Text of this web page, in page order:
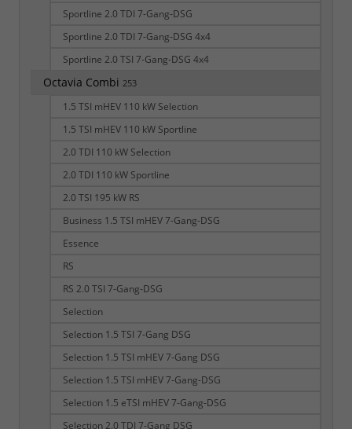
Sportline 2.0 TDI 7-Gang-DSG
Sportline 2.0 TDI 7-Gang-DSG 4x4
Sportline 2.0 TSI 7-Gang-DSG 4x4
Octavia Combi 253
1.5 TSI mHEV 110 kW Selection
1.5 TSI mHEV 110 kW Sportline
2.0 TDI 110 kW Selection
2.0 TDI 110 kW Sportline
2.0 TSI 195 kW RS
Business 1.5 TSI mHEV 7-Gang-DSG
Essence
RS
RS 2.0 TSI 7-Gang-DSG
Selection
Selection 1.5 TSI 7-Gang DSG
Selection 1.5 TSI mHEV 7-Gang DSG
Selection 1.5 TSI mHEV 7-Gang-DSG
Selection 1.5 eTSI mHEV 7-Gang-DSG
Selection 2.0 TDI 7-Gang DSG